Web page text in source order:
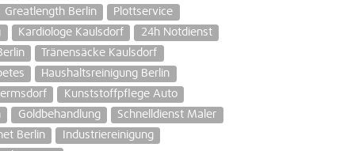
Greatlength Berlin
Plottservice
Kardiologe Kaulsdorf
24h Notdienst
Tränensäcke Kaulsdorf
Haushaltsreinigung Berlin
Kunststoffpflege Auto
Goldbehandlung
Schnelldienst Maler
Berlin
Industriereinigung